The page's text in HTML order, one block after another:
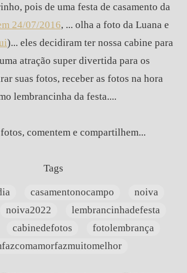
pois de uma festa de casamento da
24/07/2016, ... olha a foto da Luana e
)... eles decidiram ter nossa cabine para
atração super divertida para os
suas fotos, receber as fotos na hora
lembrancinha da festa....
comentem e compartilhem...
Tags
casamentonocampo
noiva
noiva2022
lembrancinhadefesta
cabinedefotos
fotolembrança